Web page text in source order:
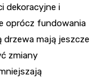
dekoracyjne i
oprócz fundowania
drzewa mają jeszcze
zmiany